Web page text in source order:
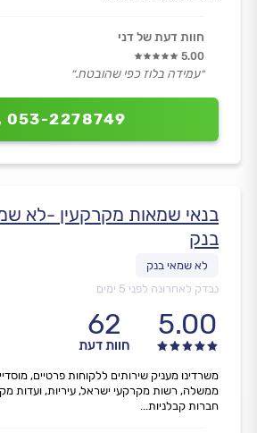
053-2278749
חוות דעת של דני
5.00
״עמידה בלוז כפי שהובטח.״
בנאי שמאות מקרקעין -לא
בנק
נבדק לאחרונה לפני 5 ימים
5.00
62
חוות דעת
משרדינו מעניק שירותים ללקוחות פרטיים,
ממשלה, רשות מקרקעי ישראל, עיריות, ועדות
חברות קבלניות...